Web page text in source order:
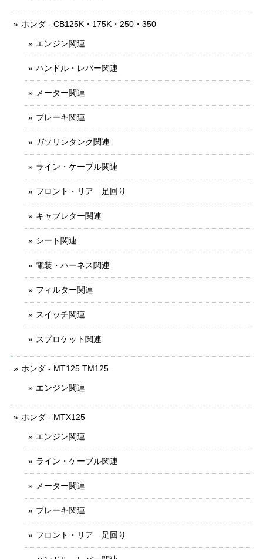
ホンダ - CB125K・175K・250・350
エンジン関連
ハンドル・レバー関連
メーター関連
ブレーキ関連
ガソリンタンク関連
ライン・ケーブル関連
フロント・リア 足回り
キャブレター関連
シート関連
電装・ハーネス関連
フィルター関連
スイッチ関連
スプロケット関連
ホンダ - MT125 TM125
エンジン関連
ホンダ - MTX125
エンジン関連
ライン・ケーブル関連
メーター関連
ブレーキ関連
フロント・リア 足回り